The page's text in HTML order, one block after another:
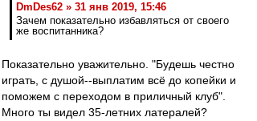
DmDes62 » 31 янв 2019, 15:46
Зачем показательно избавляться от своего
же воспитанника?
Показательно уважительно. "Будешь честно
играть, с душой--выплатим всё до копейки и
поможем с переходом в приличный клуб".
Много ты видел 35-летних латералей?